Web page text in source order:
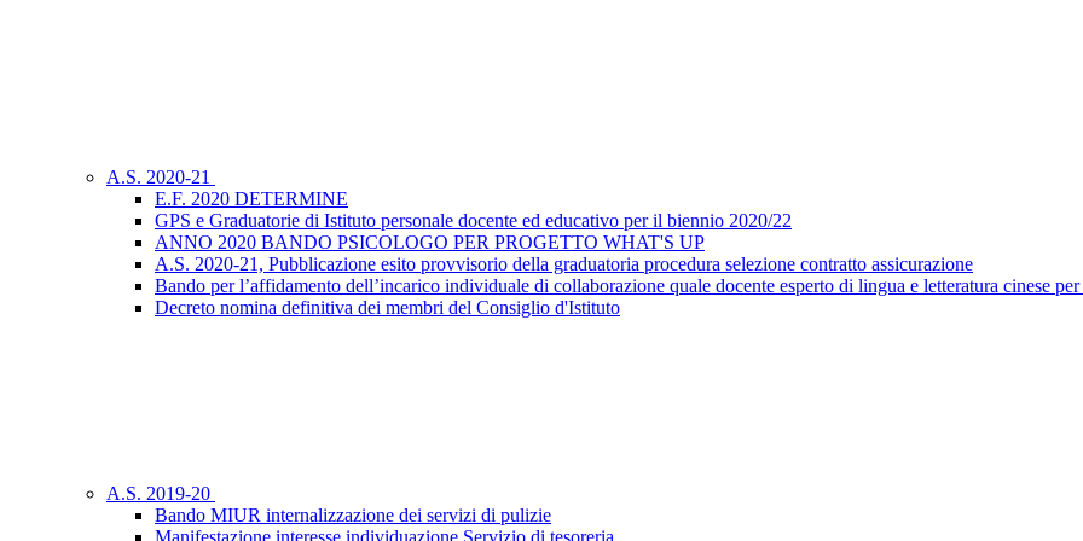
A.S. 2020-21
E.F. 2020 DETERMINE
GPS e Graduatorie di Istituto personale docente ed educativo per il biennio 2020/22
ANNO 2020 BANDO PSICOLOGO PER PROGETTO WHAT'S UP
A.S. 2020-21, Pubblicazione esito provvisorio della graduatoria procedura selezione contratto assicurazione
Bando per l’affidamento dell’incarico individuale di collaborazione quale docente esperto di lingua e letteratura cinese
Decreto nomina definitiva dei membri del Consiglio d'Istituto
A.S. 2019-20
Bando MIUR internalizzazione dei servizi di pulizie